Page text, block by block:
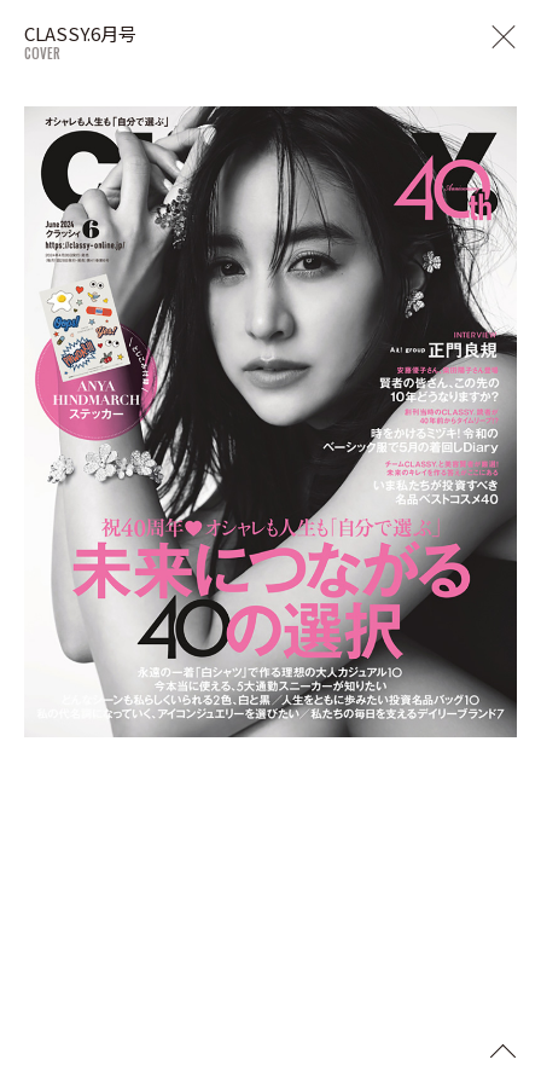
CLASSY.6月号
COVER